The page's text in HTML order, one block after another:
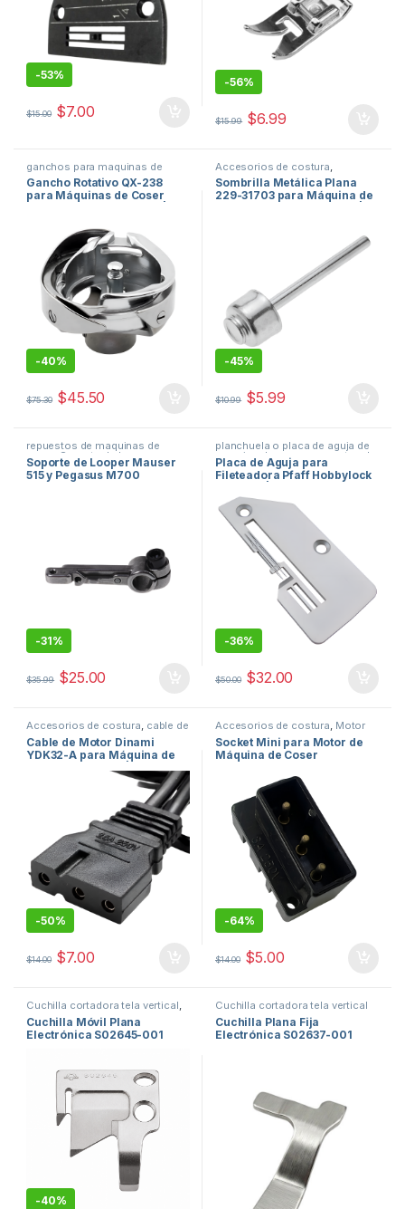
-53%
$15.00 $7.00
-56%
$15.99 $6.99
ganchos para maquinas de
coser , repuestos de maquinas
de coser,repuestos mecanicos
para maquinas de coser
Gancho Rotativo QX-238
para Máquinas de Coser
Precisión | Orduz USA
-40%
$75.30 $45.50
Accesorios de costura
repuestos de maquinas de
coser,repuestos mecanicos
para maquinas de coser
Sombrilla Metálica Plana
229-31703 para Máquina de
-45%
$10.99 $5.99
repuestos de maquinas de
coser Soporte de looper
Soporte de Looper Mauser
515 y Pegasus M700
-31%
$35.99 $25.00
planchuela o placa de aguja de
maquina de coser repuestos de
maquinas de coser
Placa de Aguja para
Fileteadora Pfaff Hobbylock
Máquinas 793, 794, 796, 797
y 799 | Orduz USA
-36%
$50.00 $32.00
Accesorios de costura, cable de
maquina de coser ,Cable de
maquina de coser ,repuestos de
maquinas de coser,Repuestos
eléctricos de maquinas de
Cable de Motor Dinami
YDK32-A para Máquina de
Eléctrico| Orduz USA
-50%
$14.00 $7.00
Accesorios de costura, Motor
de maquinas de coser
repuestos de maquinas de
coser
Socket Mini para Motor de
Máquina de Coser
250V | Orduz USA
-64%
$14.00 $5.00
Cuchilla cortadora tela vertical,
Cuchillas maquinas de coser
Cuchilla Móvil Plana
Electrónica S02645-001
Automático
-40%
Cuchilla cortadora tela vertical
Cuchilla Plana Fija
Electrónica S02637-001